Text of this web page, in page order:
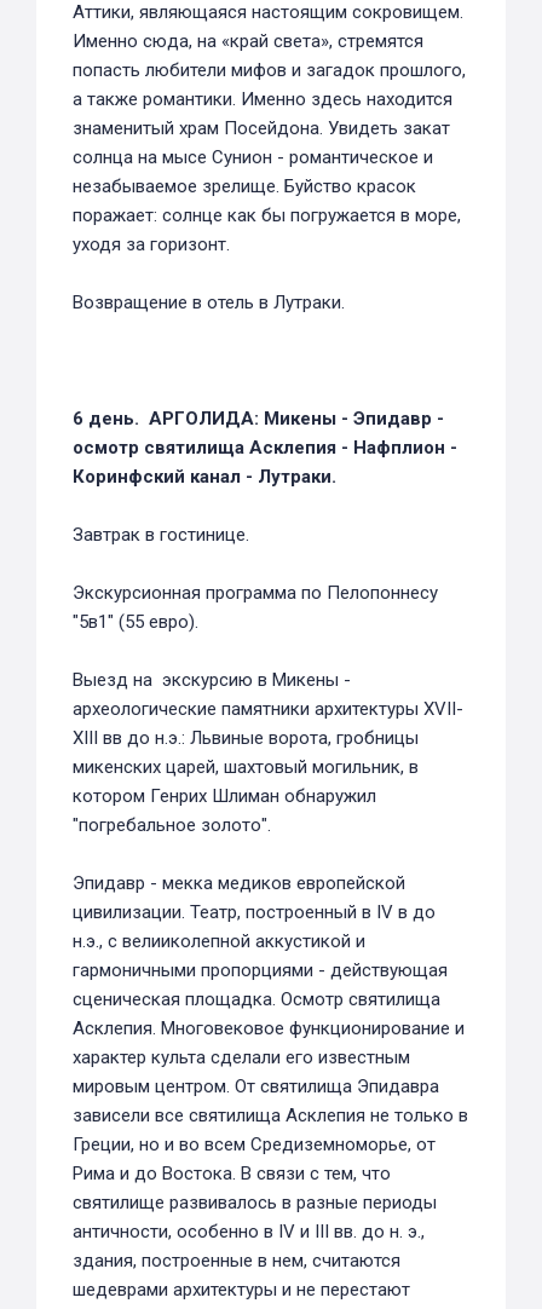
Аттики, являющаяся настоящим сокровищем.
Именно сюда, на «край света», стремятся
попасть любители мифов и загадок прошлого,
а также романтики. Именно здесь находится
знаменитый храм Посейдона. Увидеть закат
солнца на мысе Сунион - романтическое и
незабываемое зрелище. Буйство красок
поражает: солнце как бы погружается в море,
уходя за горизонт.
Возвращение в отель в Лутраки.
6 день. АРГОЛИДА: Микены - Эпидавр -
осмотр святилища Асклепия - Нафплион -
Коринфский канал - Лутраки.
Завтрак в гостинице.
Экскурсионная программа по Пелопоннесу
"5в1" (55 евро).
Выезд на экскурсию в Микены -
археологические памятники архитектуры ХVII-
ХIII вв до н.э.: Львиные ворота, гробницы
микенских царей, шахтовый могильник, в
котором Генрих Шлиман обнаружил
"погребальное золото".
Эпидавр - мекка медиков европейской
цивилизации. Театр, построенный в IV в до
н.э., с велииколепной аккустикой и
гармоничными пропорциями - действующая
сценическая площадка. Осмотр святилища
Асклепия. Многовековое функционирование и
характер культа сделали его известным
мировым центром. От святилища Эпидавра
зависели все святилища Асклепия не только в
Греции, но и во всем Средиземноморье, от
Рима и до Востока. В связи с тем, что
святилище развивалось в разные периоды
античности, особенно в IV и III вв. до н. э.,
здания, построенные в нем, считаются
шедеврами архитектуры и не перестают